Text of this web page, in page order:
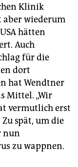
Klinik
aber wiederum
hätten
Auch
für die
dort
hat Wendtner
Mittel. „Wir
vermutlich erst
spät, um die
nun
zu wappnen.